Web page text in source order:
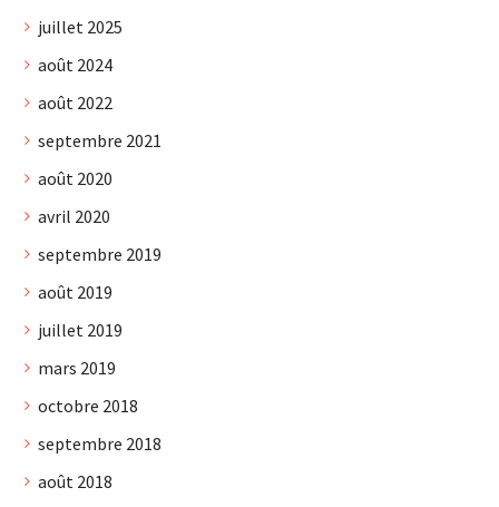
juillet 2025
août 2024
août 2022
septembre 2021
août 2020
avril 2020
septembre 2019
août 2019
juillet 2019
mars 2019
octobre 2018
septembre 2018
août 2018